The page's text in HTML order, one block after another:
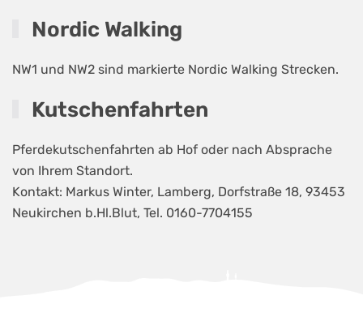
Nordic Walking
NW1 und NW2 sind markierte Nordic Walking Strecken.
Kutschenfahrten
Pferdekutschenfahrten ab Hof oder nach Absprache
von Ihrem Standort.
Kontakt: Markus Winter, Lamberg, Dorfstraße 18, 93453
Neukirchen b.Hl.Blut, Tel. 0160-7704155